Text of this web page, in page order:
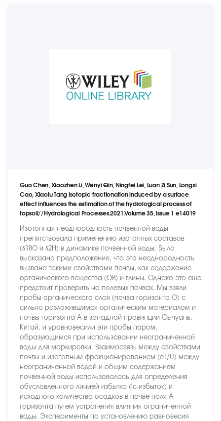
Guo Chen, Xiaozhen Li, Wenyi Qin, Ningfei Lei, Luan Zi Sun, Longxi
Cao, Xiaolu Tang Isotopic fractionation induced by a surface
effect influences the estimation of the hydrological process of
topsoil//Hydrological Processes.2021.Volume 35, Issue 1 e14019
Изотопная неоднородность почвенной воды
препятствовала применению изотопных составов
(δ18O и δ2H) в динамике почвенной воды. Было
высказано предположение, что эта неоднородность
вызвана такими свойствами почвы, как содержание
органического вещества (ОВ) и глины. Однако это еще
предстоит проверить на полевых почвах. Мы взяли
пробы органического слоя (почва горизонта О) с
сильно разложившимся органическим материалом и
почвы горизонта А в западной провинции Сычуань,
Китай, и уравновесили эти пробы паром,
образующимся при использовании неограниченной
воды для маркировки. Взаимосвязь между свойствами
почвы и изотопным фракционированием (eT/U) между
неограниченной водой и общим содержанием
почвенной воды использовалась для определения
обусловленного линией избытка (lc-избыток) и
исходного количества осадков в почве поля A-
горизонта путем устранения влияния ограниченной
воды. Эксперименты по установлению равновесия